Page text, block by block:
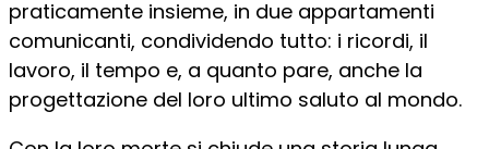
praticamente insieme, in due appartamenti
comunicanti, condividendo tutto: i ricordi, il
lavoro, il tempo e, a quanto pare, anche la
progettazione del loro ultimo saluto al mondo.